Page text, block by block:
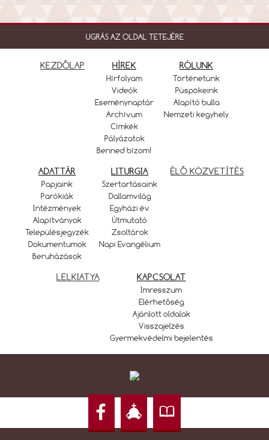
UGRÁS AZ OLDAL TETEJÉRE
KEZDŐLAP HÍREK
Hírfolyam
Videók
Eseménynaptár
Archívum
Címkék
Pályázatok
Benned bízom!
RÓLUNK
Történetünk
Püspökeink
Alapító bulla
Nemzeti kegyhely
ADATTÁR
Papjaink
Parókiák
Intézmények
Alapítványok
Településjegyzék
Dokumentumok
Beruházások
LITURGIA
Szertartásaink
Dallamvilág
Egyházi év
Útmutató
Zsoltárok
Napi Evangélium
ÉLŐ KÖZVETÍTÉS
LELKIATYA KAPCSOLAT
Imresszum
Elérhetőség
Ajánlott oldalak
Visszajelzés
Gyermekvédelmi bejelentés